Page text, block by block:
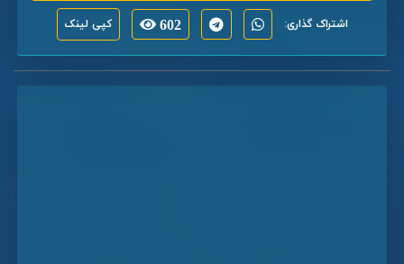
اشتراک گذاری: 602 کپی لینک